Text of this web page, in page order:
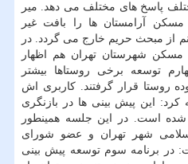
پاسخ های مختلف می دهد. میر
مسكن آرامستان ها را بافت غیر
از مبحث حریم خارج می گردد. در
مسكن شهرستان تهران هم اظهار
توسعه برخی روستاها بیشتر
روستا قرار گرفتند. كاربری اش
این پیش بینی ها در بازنگری
شده است. در این جلسه همینطور
شهر تهران و عضو شورای
در برنامه سوم توسعه پیش بینی